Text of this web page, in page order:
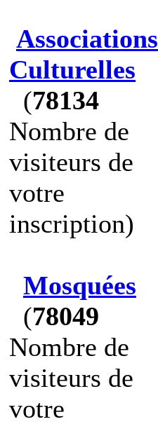
Associations
Culturelles
(78134
Nombre de
visiteurs de
votre
inscription)
Mosquées
(78049
Nombre de
visiteurs de
votre